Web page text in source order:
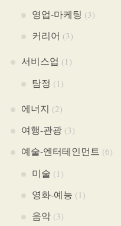
영업-마케팅 (3)
커리어 (3)
서비스업 (1)
탐정 (1)
에너지 (2)
여행-관광(3)
예술-엔터테인먼트 (6)
미술 (1)
영화-예능 (1)
음악(3)